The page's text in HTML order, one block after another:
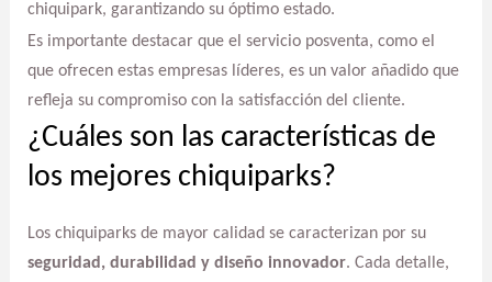
chiquipark, garantizando su óptimo estado.
Es importante destacar que el servicio posventa, como el
que ofrecen estas empresas líderes, es un valor añadido que
refleja su compromiso con la satisfacción del cliente.
¿Cuáles son las características de
los mejores chiquiparks?
Los chiquiparks de mayor calidad se caracterizan por su
seguridad, durabilidad y diseño innovador. Cada detalle,